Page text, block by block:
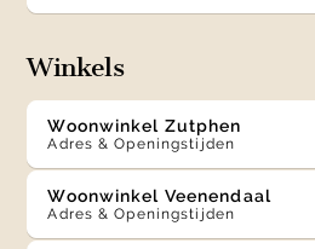
Winkels
Woonwinkel Zutphen
Adres & Openingstijden
Woonwinkel Veenendaal
Adres & Openingstijden